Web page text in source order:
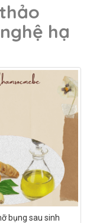
hạ
bụng sau sinh